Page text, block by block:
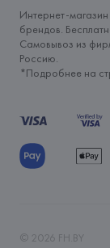
Интернет-
брендов.
Самовывоз из
Россию.
*Подробнее на
© 2026 FH.BY